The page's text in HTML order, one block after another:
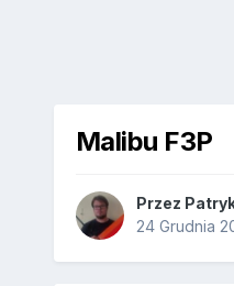
Malibu F3P
Przez
24 Grudnia